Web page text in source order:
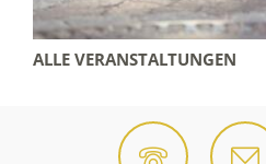
ALLE VERANSTALTUNGEN